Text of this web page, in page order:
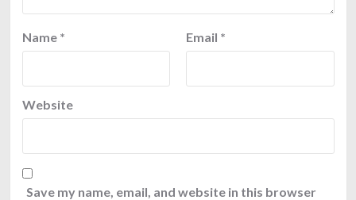
Name * Email *
Website
Save my name, email, and website in this browser